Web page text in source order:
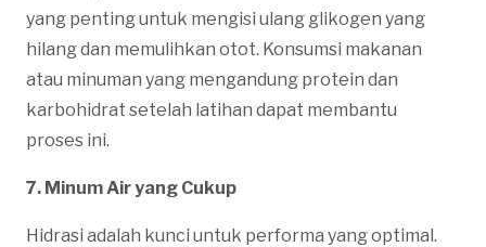
yang penting untuk mengisi ulang glikogen yang
hilang dan memulihkan otot. Konsumsi makanan
atau minuman yang mengandung protein dan
karbohidrat setelah latihan dapat membantu
proses ini.
7. Minum Air yang Cukup
Hidrasi adalah kunci untuk performa yang optimal.